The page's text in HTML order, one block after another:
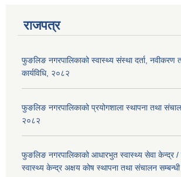
राजपत्र
फुङलिङ नगरपालिकाको स्वास्थ्य संस्था दर्ता, नवीकरण
कार्यविधि, २०८२
फुङलिङ नगरपालिकाको प्रयोगशाला स्थापना तथा संचालन
२०८२
फुङलिङ नगरपालिकाको आधारभुत स्वास्थ्य सेवा केन्द्र /
स्वास्थ्य केन्द्र अक्षय कोष स्थापना तथा संचालन सम्बन्धी